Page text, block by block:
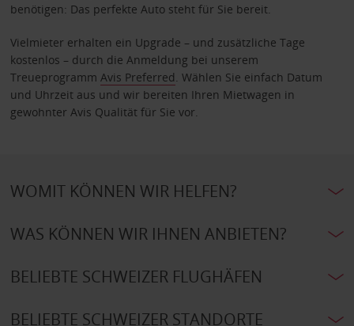
benötigen: Das perfekte Auto steht für Sie bereit.
Vielmieter erhalten ein Upgrade – und zusätzliche Tage
kostenlos – durch die Anmeldung bei unserem
Treueprogramm Avis Preferred . Wählen Sie einfach Datum
und Uhrzeit aus und wir bereiten Ihren Mietwagen in
gewohnter Avis Qualität für Sie vor.
WOMIT KÖNNEN WIR HELFEN?
WAS KÖNNEN WIR IHNEN ANBIETEN?
BELIEBTE SCHWEIZER FLUGHÄFEN
BELIEBTE SCHWEIZER STANDORTE